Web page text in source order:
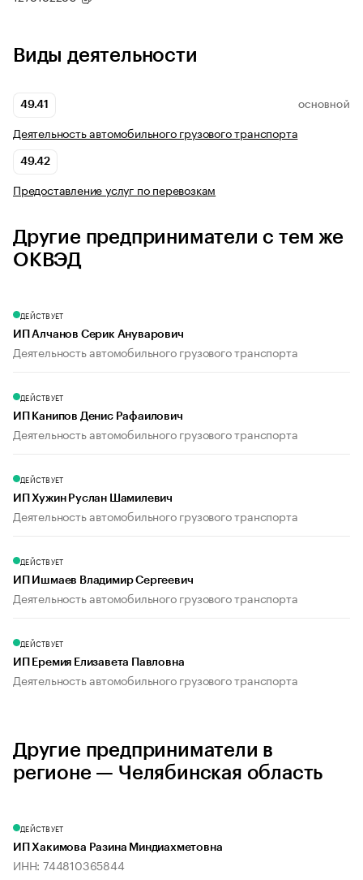
Виды деятельности
49.41 ОСНОВНОЙ
Деятельность автомобильного грузового транспорта
49.42
Предоставление услуг по перевозкам
Другие предприниматели с тем же
ОКВЭД
ДЕЙСТВУЕТ
ИП Алчанов Серик Ануварович
Деятельность автомобильного грузового транспорта
ДЕЙСТВУЕТ
ИП Канипов Денис Рафаилович
Деятельность автомобильного грузового транспорта
ДЕЙСТВУЕТ
ИП Хужин Руслан Шамилевич
Деятельность автомобильного грузового транспорта
ДЕЙСТВУЕТ
ИП Ишмаев Владимир Сергеевич
Деятельность автомобильного грузового транспорта
ДЕЙСТВУЕТ
ИП Еремия Елизавета Павловна
Деятельность автомобильного грузового транспорта
Другие предприниматели в
регионе — Челябинская область
ДЕЙСТВУЕТ
ИП Хакимова Разина Миндиахметовна
ИНН: 744810365844